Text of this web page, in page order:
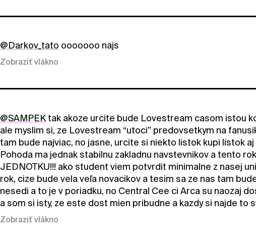
@Darkov_tato ooooooo najs
Zobraziť vlákno
@SAMPEK tak akoze urcite bude Lovestream casom istou
ale myslim si, ze Lovestream “utoci” predovsetkym na
tam bude najviac, no jasne, urcite si niekto listok kupi listok
Pohoda ma jednak stabilnu zakladnu navstevnikov a tento
JEDNOTKU!!! ako student viem potvrdit minimalne z nasej
rok, cize bude vela veľa novacikov a tesim sa ze nas tam
nesedi a to je v poriadku, no Central Cee ci Arca su naozaj
a som si isty, ze este dost mien pribudne a kazdy si najde to
Zobraziť vlákno